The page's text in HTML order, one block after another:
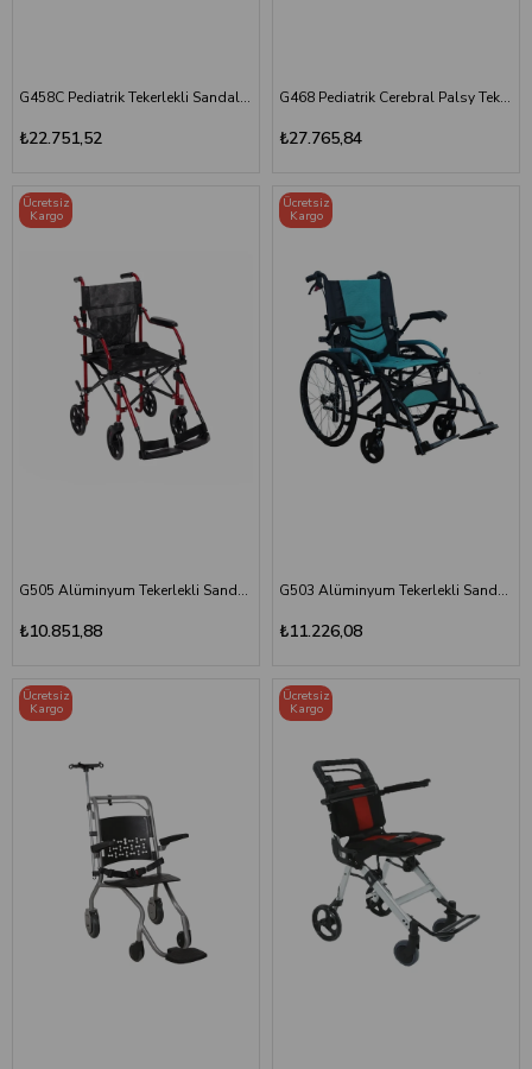
G458C Pediatrik Tekerlekli Sandalye
₺22.751,52
G468 Pediatrik Cerebral Palsy Tekerlekli Sandalye
₺27.765,84
G505 Alüminyum Tekerlekli Sandalye
₺10.851,88
Ücretsiz
Kargo
G503 Alüminyum Tekerlekli Sandalye
₺11.226,08
Ücretsiz
Kargo
Ücretsiz
Kargo
Ücretsiz
Kargo